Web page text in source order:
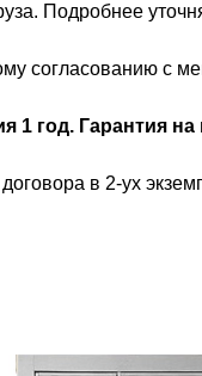
Подробнее
согласованию с
1 год. Гарантия
в 2-ух